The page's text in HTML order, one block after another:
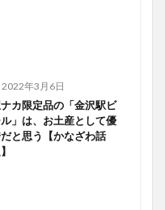
2022年3月6日
カ限定品の「金沢駅ビ
」は、お土産として優
と思う【かなざわ話